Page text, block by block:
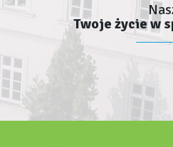
Twoje życie w